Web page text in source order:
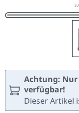
Achtung:
verfügbar!
Dieser Artikel